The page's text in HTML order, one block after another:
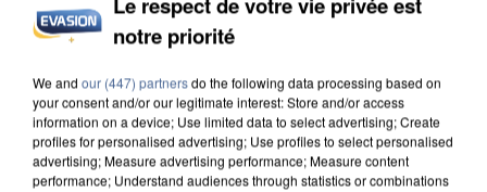
INCENDIES : L’ÎLE-DE-FRANCE LANCE UN ÉLAN
notre priorité
We and our (447) partnersdo the following data processing based on
your consent and/or our legitimate interest: Store and/or access
information on a device; Use limited data to select advertising; Create
profiles for personalised advertising; Use profiles to select personalised
advertising; Measure advertising performance; Measure content
performance; Understand audiences through statistics or combinations